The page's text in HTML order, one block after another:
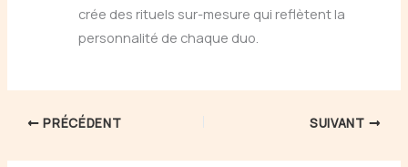
crée des rituels sur-mesure qui reflètent la
personnalité de chaque duo.
PRÉCÉDENT SUIVANT